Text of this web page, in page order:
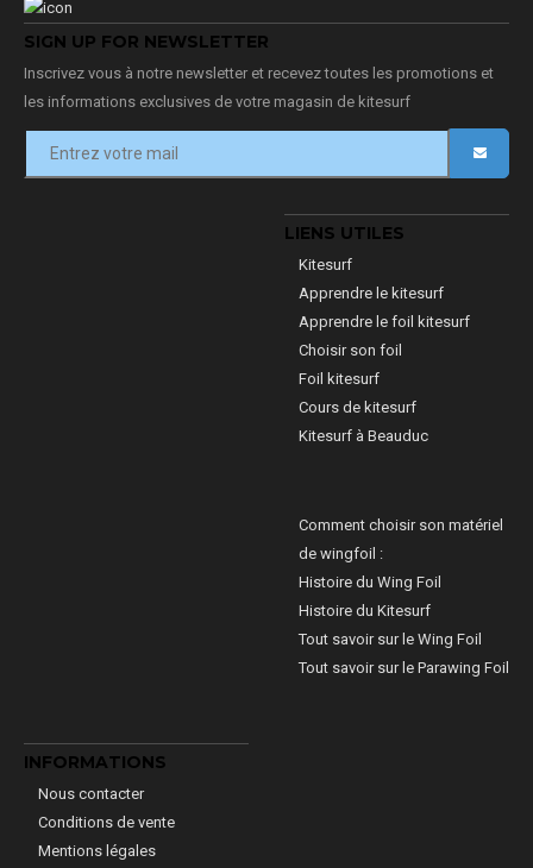
SIGN UP FOR NEWSLETTER
Inscrivez vous à notre newsletter et recevez toutes les promotions et
les informations exclusives de votre magasin de kitesurf
LIENS UTILES
Kitesurf
Apprendre le kitesurf
Apprendre le foil kitesurf
Choisir son foil
Foil kitesurf
Cours de kitesurf
Kitesurf à Beauduc
Comment choisir son matériel
de wingfoil :
Histoire du Wing Foil
Histoire du Kitesurf
Tout savoir sur le Wing Foil
Tout savoir sur le Parawing Foil
INFORMATIONS
Nous contacter
Conditions de vente
Mentions légales